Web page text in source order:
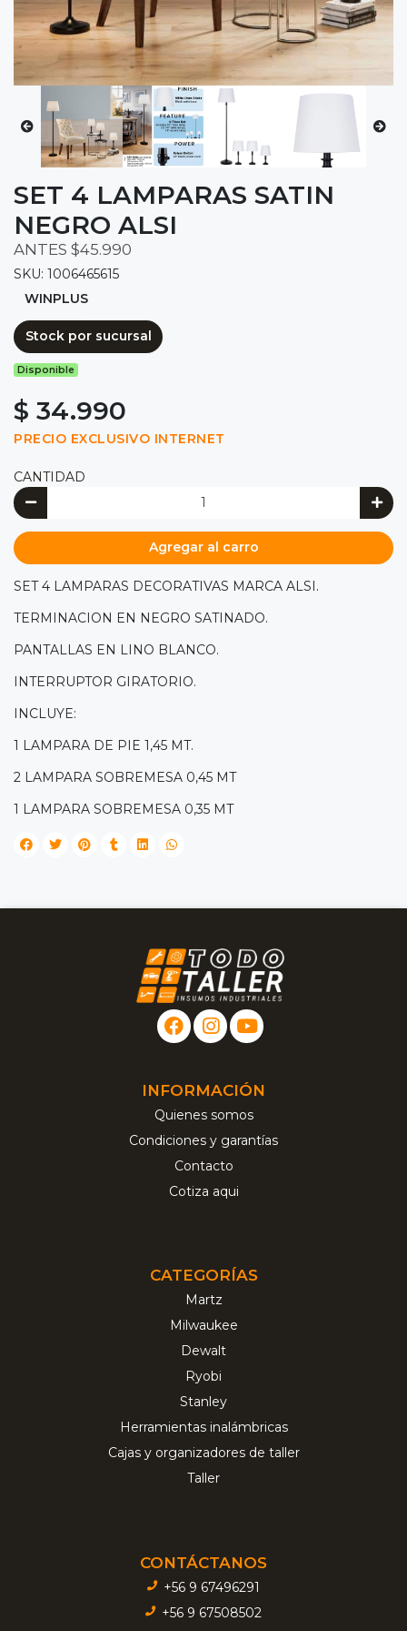
SET 4 LAMPARAS SATIN
NEGRO ALSI
ANTES $45.990
SKU: 1006465615
WINPLUS
Stock por sucursal
Disponible
$ 34.990
PRECIO EXCLUSIVO INTERNET
CANTIDAD
Agregar al carro
SET 4 LAMPARAS DECORATIVAS MARCA ALSI.
TERMINACION EN NEGRO SATINADO.
PANTALLAS EN LINO BLANCO.
INTERRUPTOR GIRATORIO.
INCLUYE:
1 LAMPARA DE PIE 1,45 MT.
2 LAMPARA SOBREMESA 0,45 MT
1 LAMPARA SOBREMESA 0,35 MT
INFORMACIÓN
Quienes somos
Condiciones y garantías
Contacto
Cotiza aqui
CATEGORÍAS
Martz
Milwaukee
Dewalt
Ryobi
Stanley
Herramientas inalámbricas
Cajas y organizadores de taller
Taller
CONTÁCTANOS
+56 9 67496291
+56 9 67508502